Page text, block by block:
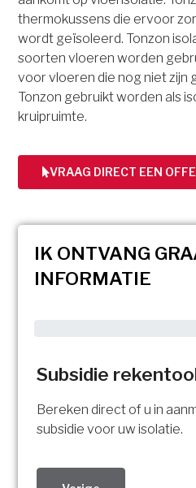
thermokussens die ervoor
wordt geïsoleerd. Tonzon
soorten vloeren worden
voor vloeren die nog niet zijn
Tonzon gebruikt worden als
kruipruimte.
VRAAG DIRECT EEN
IK ONTVANG
INFORMATIE
Subsidie
Bereken direct of u in
subsidie voor uw isolatie.